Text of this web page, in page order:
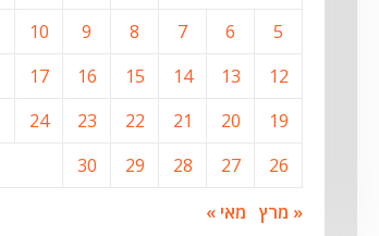
5
6
7
8
9
10
12
13
14
15
16
17
19
20
21
22
23
24
26
27
28
29
30
« מרץ מאי »